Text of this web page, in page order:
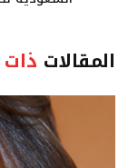
المقالات